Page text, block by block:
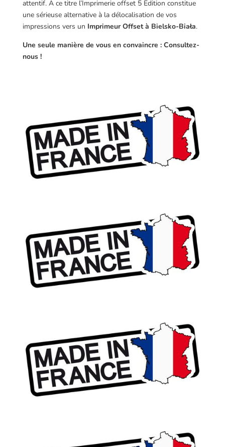
attentif. A ce titre l’Imprimerie offset 5 Edition constitue
une sérieuse alternative à la délocalisation de vos
impressions vers un Imprimeur Offset à Bielsko-Biała.
Une seule manière de vous en convaincre : Consultez-
nous !